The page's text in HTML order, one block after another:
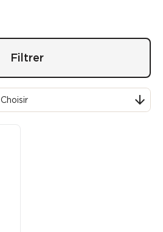
Filtrer
Choisir 